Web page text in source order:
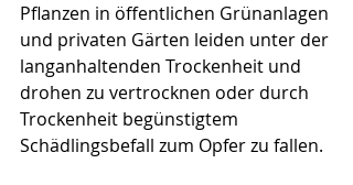
Pflanzen in öffentlichen Grünanlagen
und privaten Gärten leiden unter der
langanhaltenden Trockenheit und
drohen zu vertrocknen oder durch
Trockenheit begünstigtem
Schädlingsbefall zum Opfer zu fallen.